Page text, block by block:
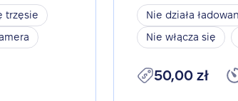
trzęsie
Nie działa
Nie włącza się
50,00 zł